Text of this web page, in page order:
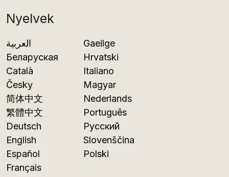
Nyelvek
العربية
Беларуская
Català
Česky
简体中文
繁體中文
Deutsch
English
Español
Français
Gaeilge
Hrvatski
Italiano
Magyar
Nederlands
Português
Русский
Slovenščina
Polski